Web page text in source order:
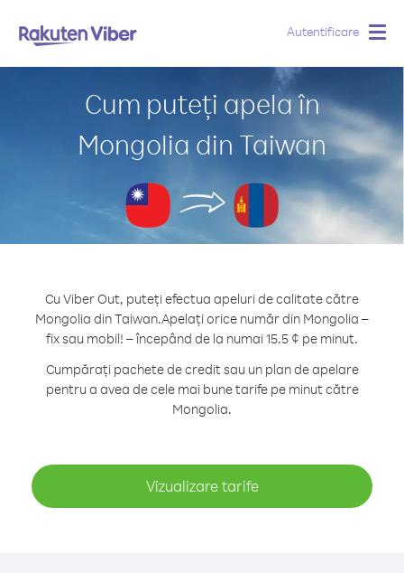
Autentificare
Cum puteți apela în
Mongolia din Taiwan
Cu Viber Out, puteți efectua apeluri de calitate către
Mongolia din Taiwan.Apelați orice număr din Mongolia –
fix sau mobil! – începând de la numai 15.5 ¢ pe minut.
Cumpărați pachete de credit sau un plan de apelare
pentru a avea de cele mai bune tarife pe minut către
Mongolia.
Vizualizare tarife